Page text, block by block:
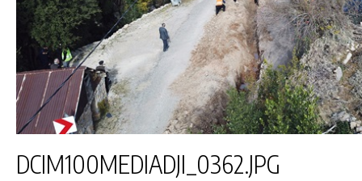
DCIM100MEDIADJI_0362.JPG